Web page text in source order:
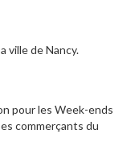
ville de Nancy.
pour les Week-ends
commerçants du